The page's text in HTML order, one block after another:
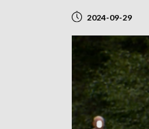
2024-09-29